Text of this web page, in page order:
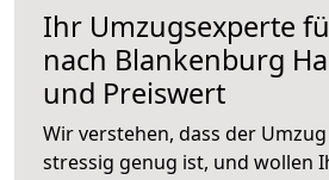
Ihr Umzugsexperte
nach Blankenburg
und Preiswert
Wir verstehen, dass der
stressig genug ist, und wollen